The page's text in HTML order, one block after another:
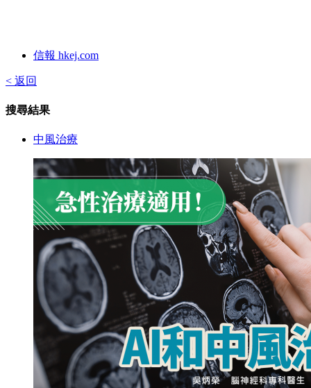
信報 hkej.com
< 返回
搜尋結果
中風治療